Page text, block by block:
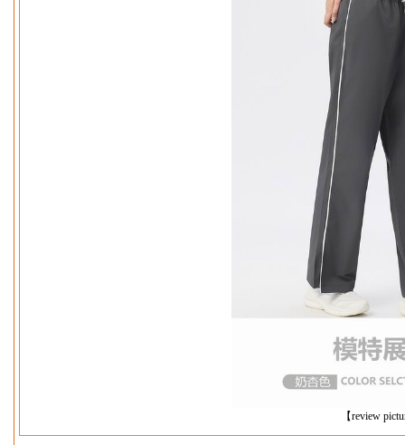
【review